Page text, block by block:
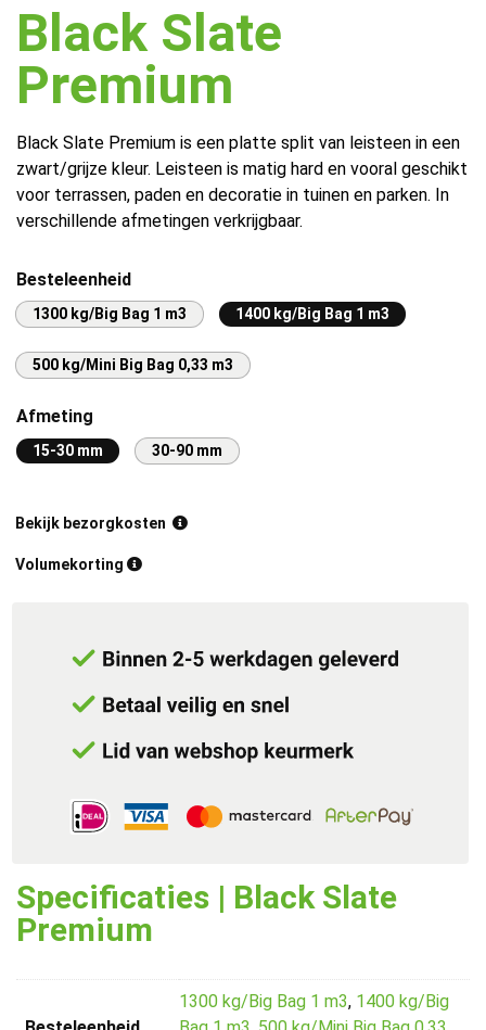
Black Slate
Premium
Black Slate Premium is een platte split van leisteen in een
zwart/grijze kleur. Leisteen is matig hard en vooral geschikt
voor terrassen, paden en decoratie in tuinen en parken. In
verschillende afmetingen verkrijgbaar.
Besteleenheid
1300 kg/Big Bag 1 m3 1400 kg/Big Bag 1 m3
500 kg/Mini Big Bag 0,33 m3
Afmeting
15-30 mm 30-90 mm
Bekijk bezorgkosten
Volumekorting
Specificaties | Black Slate
Premium
1300 kg/Big Bag 1 m3, 1400 kg/Big